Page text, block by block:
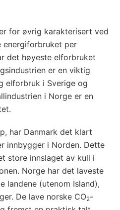
for øvrig karakterisert ved
energiforbruket per
det høyeste elforbruket
er en viktig
elforbruk i Sverige og
i Norge er en
har Danmark det klart
innbygger i Norden. Dette
store innslaget av kull i
Norge har det laveste
landene (utenom Island),
De lave norske CO2-